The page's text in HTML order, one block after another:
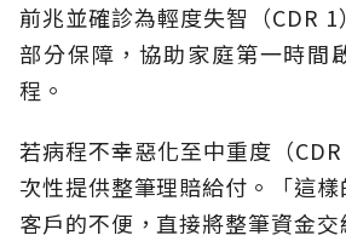
前兆並確診為輕度失智（CDR
部分保障，協助家庭第一時間
程。
若病程不幸惡化至中重度（
次性提供整筆理賠給付。「這
客戶的不便，直接將整筆資金交